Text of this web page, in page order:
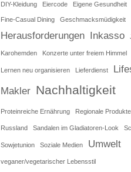
DIY-Kleidung Eiercode Eigene Gesundheit
Fine-Casual Dining Geschmacksmüdigkeit
Herausforderungen Inkasso
Karohemden Konzerte unter freiem Himmel
Lernen neu organisieren Lieferdienst
Makler Nachhaltigkeit
Proteinreiche Ernährung Regionale Produkte
Russland Sandalen im Gladiatoren-Look
Sowjetunion Soziale Medien Umwelt
veganer/vegetarischer Lebensstil